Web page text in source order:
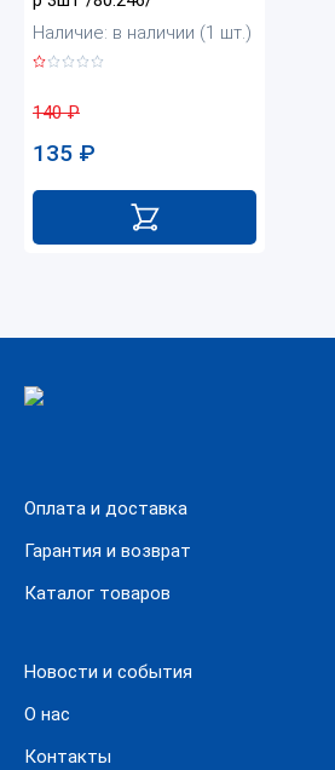
Наличие: в наличии (1 шт.)
140₽
135 ₽
Оплата и доставка
Гарантия и возврат
Каталог товаров
Новости и события
О нас
Контакты